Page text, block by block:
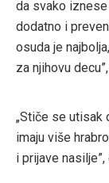
da svako iznese
dodatno i
osuda je
za njihovu
„Stiče se utisak
imaju više
i prijave